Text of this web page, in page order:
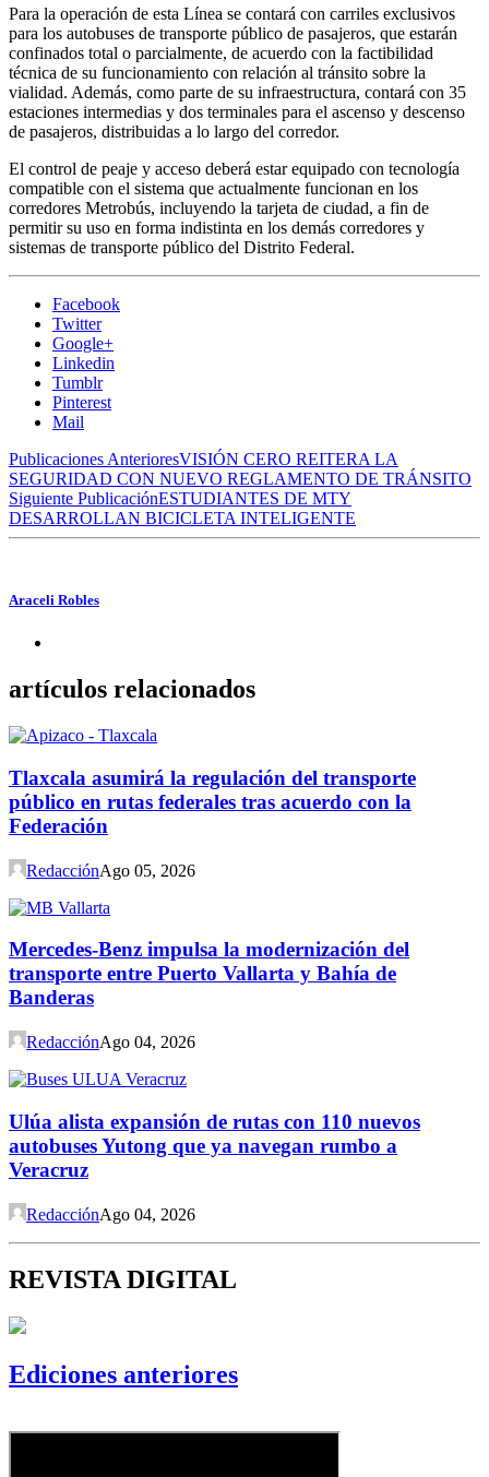
Para la operación de esta Línea se contará con carriles exclusivos
para los autobuses de transporte público de pasajeros, que estarán
confinados total o parcialmente, de acuerdo con la factibilidad
técnica de su funcionamiento con relación al tránsito sobre la
vialidad. Además, como parte de su infraestructura, contará con 35
estaciones intermedias y dos terminales para el ascenso y descenso
de pasajeros, distribuidas a lo largo del corredor.
El control de peaje y acceso deberá estar equipado con tecnología
compatible con el sistema que actualmente funcionan en los
corredores Metrobús, incluyendo la tarjeta de ciudad, a fin de
permitir su uso en forma indistinta en los demás corredores y
sistemas de transporte público del Distrito Federal.
Facebook
Twitter
Google+
Linkedin
Tumblr
Pinterest
Mail
Publicaciones AnterioresVISIÓN CERO REITERA LA
SEGURIDAD CON NUEVO REGLAMENTO DE TRÁNSITO
Siguiente PublicaciónESTUDIANTES DE MTY
DESARROLLAN BICICLETA INTELIGENTE
Araceli Robles
artículos relacionados
Tlaxcala asumirá la regulación del transporte
público en rutas federales tras acuerdo con la
Federación
RedacciónAgo 05, 2026
Mercedes-Benz impulsa la modernización del
transporte entre Puerto Vallarta y Bahía de
Banderas
RedacciónAgo 04, 2026
Ulúa alista expansión de rutas con 110 nuevos
autobuses Yutong que ya navegan rumbo a
Veracruz
RedacciónAgo 04, 2026
REVISTA DIGITAL
Ediciones anteriores